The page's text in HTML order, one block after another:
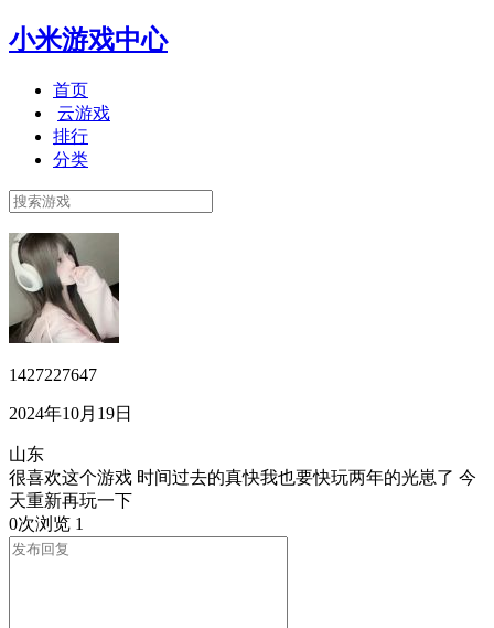
小米游戏中心
首页
云游戏
排行
分类
1427227647
2024年10月19日
山东
很喜欢这个游戏 时间过去的真快我也要快玩两年的光崽了 今
天重新再玩一下
0次浏览 1